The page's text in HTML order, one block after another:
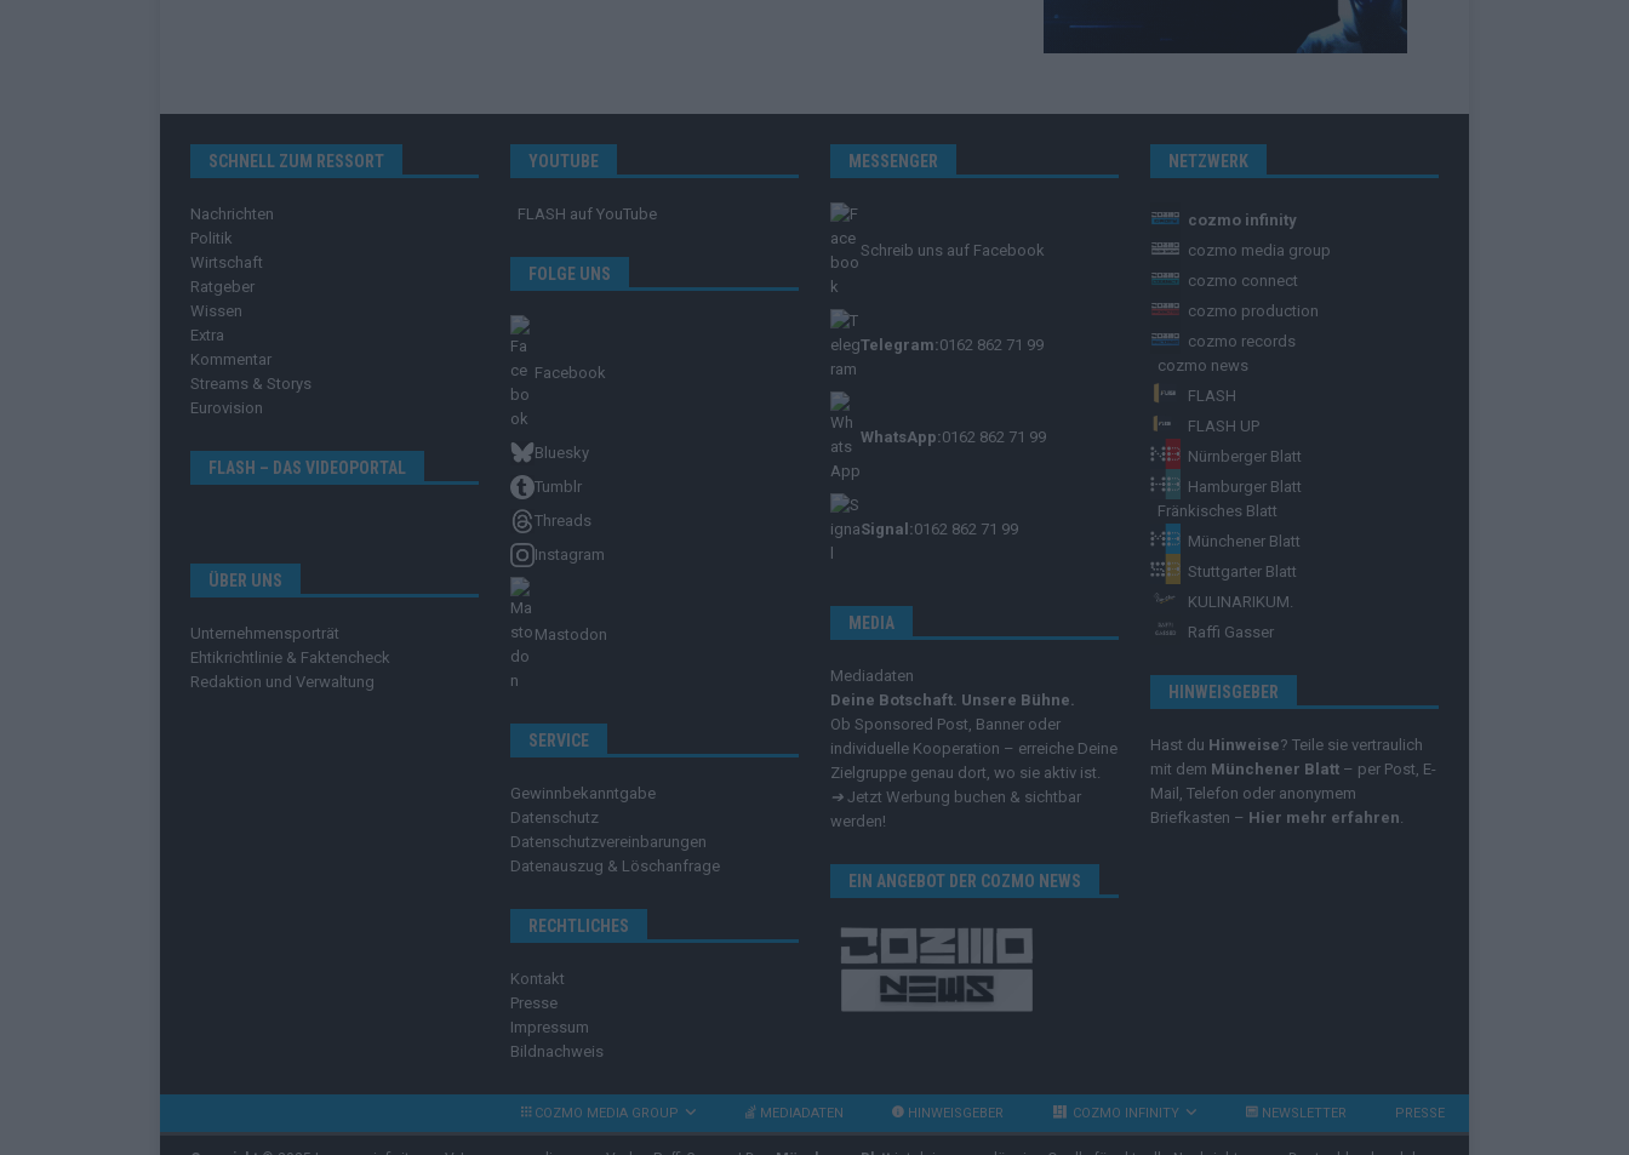
SCHNELL ZUM RESSORT
Nachrichten
Politik
Wirtschaft
Ratgeber
Wissen
Extra
Kommentar
Streams & Storys
Eurovision
FLASH – DAS VIDEOPORTAL
ÜBER UNS
Unternehmensporträt
Ehtikrichtlinie & Faktencheck
Redaktion und Verwaltung
YOUTUBE
FLASH auf YouTube
FOLGE UNS
Facebook
Bluesky
Tumblr
Threads
Instagram
Mastodon
SERVICE
Gewinnbekanntgabe
Datenschutz
Datenschutzvereinbarungen
Datenauszug & Löschanfrage
RECHTLICHES
Kontakt
Presse
Impressum
Bildnachweis
MESSENGER
Schreib uns auf Facebook
Telegram:0162 862 71 99
WhatsApp:0162 862 71 99
Signal:0162 862 71 99
MEDIA
Mediadaten
Deine Botschaft. Unsere Bühne.
Ob Sponsored Post, Banner oder
individuelle Kooperation – erreiche Deine
Zielgruppe genau dort, wo sie aktiv ist.
➔ Jetzt Werbung buchen & sichtbar
werden!
EIN ANGEBOT DER COZMO NEWS
NETZWERK
cozmo infinity
cozmo media group
cozmo connect
cozmo production
cozmo records
cozmo news
FLASH
FLASH UP
Nürnberger Blatt
Hamburger Blatt
Fränkisches Blatt
Münchener Blatt
Stuttgarter Blatt
KULINARIKUM.
Raffi Gasser
HINWEISGEBER
Hast du Hinweise? Teile sie vertraulich
mit dem Münchener Blatt – per Post, E-
Mail, Telefon oder anonymem
Briefkasten – Hier mehr erfahren
COZMO MEDIA GROUP MEDIADATEN HINWEISGEBER COZMO INFINITY NEWSLETTER PRESSE